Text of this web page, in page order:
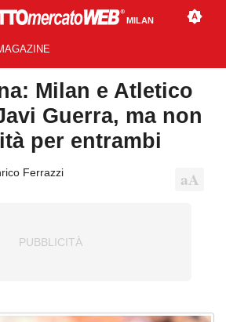
MILAN
Milan e Atletico
Guerra, ma non
per entrambi
Ferrazzi